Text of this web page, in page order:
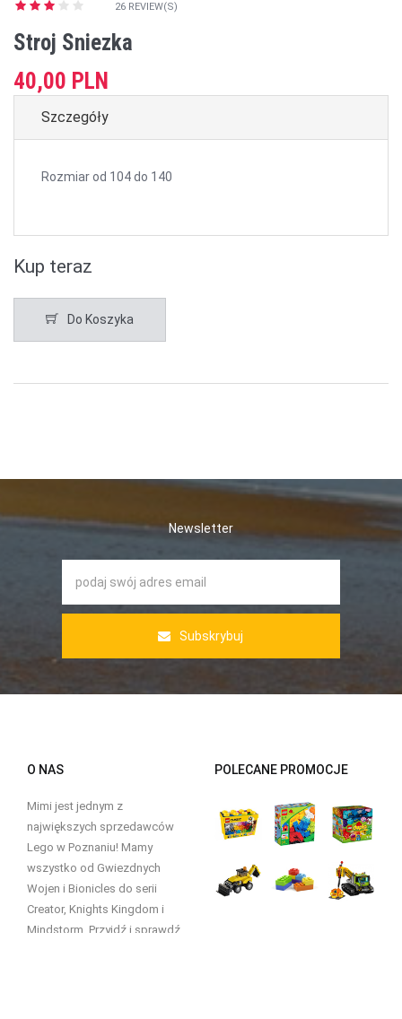
26 REVIEW(S)
Stroj Sniezka
40,00 PLN
Szczegóły
Rozmiar od 104 do 140
Kup teraz
Do Koszyka
Newsletter
Subskrybuj
O NAS
Mimi jest jednym z
największych sprzedawców
Lego w Poznaniu! Mamy
wszystko od Gwiezdnych
Wojen i Bionicles do serii
Creator, Knights Kingdom i
Mindstorm. Przyjdź i sprawdź.
POLECANE PROMOCJE